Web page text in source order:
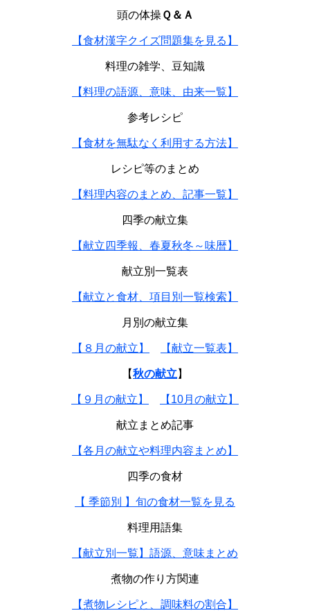
頭の体操Ｑ＆Ａ
【食材漢字クイズ問題集を見る】
料理の雑学、豆知識
【料理の語源、意味、由来一覧】
参考レシピ
【食材を無駄なく利用する方法】
レシピ等のまとめ
【料理内容のまとめ、記事一覧】
四季の献立集
【献立四季報、春夏秋冬～味暦】
献立別一覧表
【献立と食材、項目別一覧検索】
月別の献立集
【８月の献立】 【献立一覧表】
【秋の献立 】
【９月の献立】 【10月の献立】
献立まとめ記事
【各月の献立や料理内容まとめ】
四季の食材
【 季節別 】旬の食材一覧を見る
料理用語集
【献立別一覧】語源、意味まとめ
煮物の作り方関連
【煮物レシピと、調味料の割合】